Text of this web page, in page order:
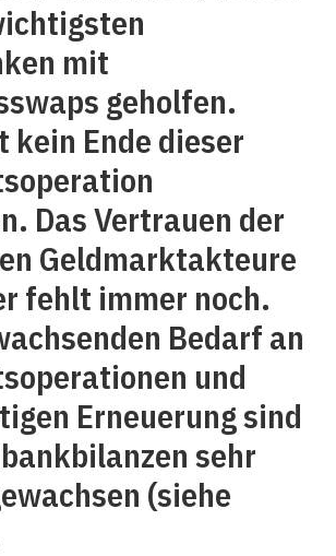
mit
geholfen.
kein Ende dieser
Das Vertrauen der
Geldmarktakteure
fehlt immer noch.
Bedarf an
und
Erneuerung sind
sehr
(siehe